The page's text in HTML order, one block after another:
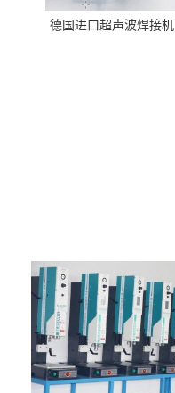
德国进口超声波焊接机